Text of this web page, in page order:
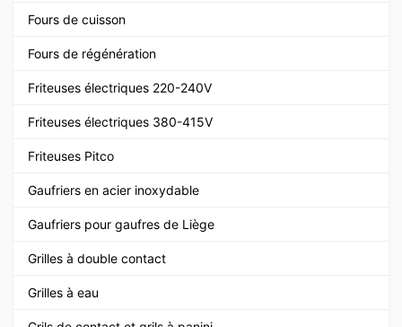
Fours de cuisson
Fours de régénération
Friteuses électriques 220-240V
Friteuses électriques 380-415V
Friteuses Pitco
Gaufriers en acier inoxydable
Gaufriers pour gaufres de Liège
Grilles à double contact
Grilles à eau